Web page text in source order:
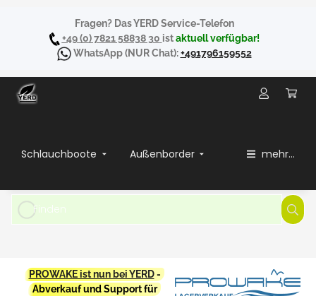
Fragen? Das YERD Service-Telefon
+49 (0) 7821 58838 30 istaktuell verfügbar!
WhatsApp(NUR Chat):+491796159552
Schlauchboote Außenborder mehr...
PROWAKE ist nun bei YERD-
Abverkauf und Support für